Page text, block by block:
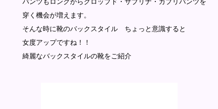
パンツもロングからクロップド・サブリナ・カプリパンツを
穿く機会が増えます。
そんな時に靴のバックスタイル ちょっと意識すると
女度アップですね！！
綺麗なバックスタイルの靴をご紹介